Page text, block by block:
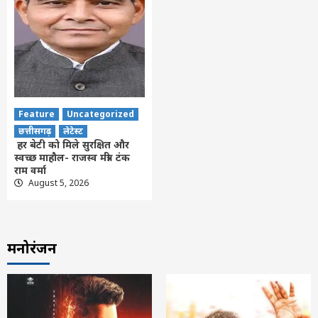
Feature
Uncategorized
छत्तीसगढ़
लेटेस्ट
हर बेटी को मिले सुरक्षित और
स्वच्छ माहौल- राजस्व मंत्री टंक
राम वर्मा
August 5, 2026
मनोरंजन